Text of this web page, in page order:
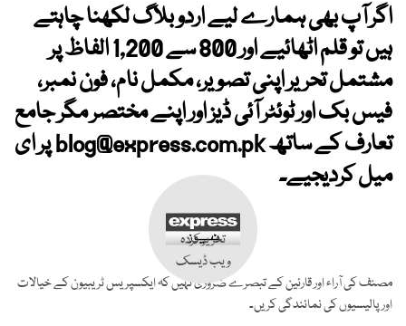
اگر آپ بھی ہمارے لیے اردو بلاگ لکھنا چاہتے
ہیں تو قلم اٹھائیے اور 800 سے 1,200 الفاظ پر
مشتمل تحریر اپنی تصویر، مکمل نام، فون نمبر،
فیس بک اور ٹوئٹر آئی ڈیز اور اپنے مختصر مگر جامع
تعارف کے ساتھblog@express.com.pkپر ای
میل کردیجیے۔
تحریر کردہ
ویب ڈیسک
مصنف کی آراء اور قارئین کے تبصرے ضروری نہیں کہ ایکسپریس ٹریبیون کے خیالات
اور پالیسیوں کی نمائندگی کریں۔